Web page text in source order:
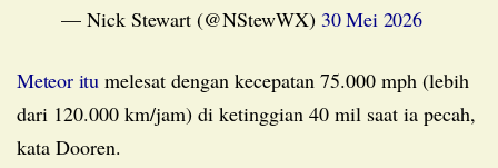
— Nick Stewart (@NStewWX) 30 Mei 2026
Meteor itu melesat dengan kecepatan 75.000 mph (lebih
dari 120.000 km/jam) di ketinggian 40 mil saat ia pecah,
kata Dooren.